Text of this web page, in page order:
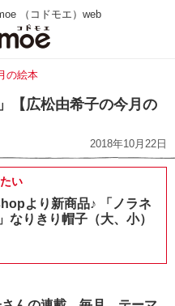
（コドモエ）web
の絵本
【広松由希子の今月の
2018年10月22日
い
より新商品♪ 「ノラネ
なりきり帽子（大、小）